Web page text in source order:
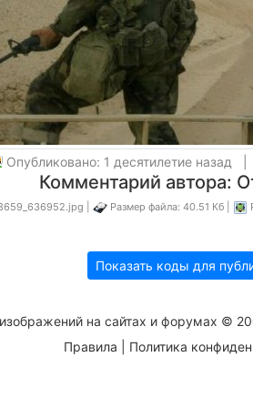
Опубликовано: 1 десятилетие назад |
Комментарий автора:
| Размер файла: 40.51 Кб |
Показать коды для
на сайтах и форумах ©
Правила
Политика